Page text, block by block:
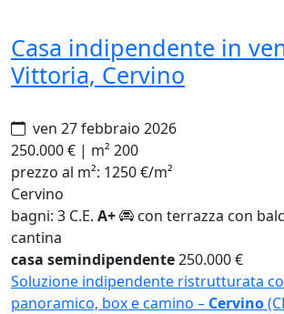
Casa indipendente in
Vittoria, Cervino
ven 27 febbraio 2026
250.000 € | m² 200
prezzo al m²: 1250 €/m²
Cervino
bagni: 3 C.E. A+ con terrazza con
cantina
casa semindipendente250.000 €
Soluzione indipendente ristrutturata
panoramico, box e camino – Cervino